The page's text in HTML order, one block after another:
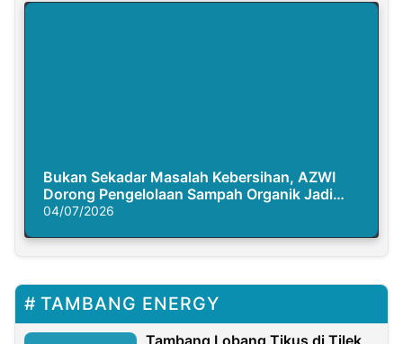
Bukan Sekadar Masalah Kebersihan, AZWI
Dorong Pengelolaan Sampah Organik Jadi
Solusi Krisis Iklim
04/07/2026
TAMBANG ENERGY
Tambang Lobang Tikus di Tilek